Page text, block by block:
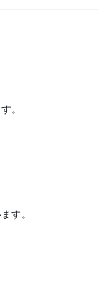
。
す。